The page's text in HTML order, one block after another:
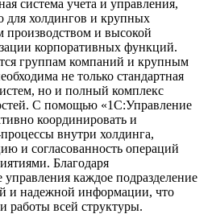
система учета и управления,
для холдингов и крупных
и высокой
корпоративных функций.
группам компаний и крупным
не только стандартная
но и полный комплекс
С помощью «1С:Управление
координировать и
внутри холдинга,
и согласованность операций
Благодаря
каждое подразделение
и надежной информации, что
работы всей структуры.